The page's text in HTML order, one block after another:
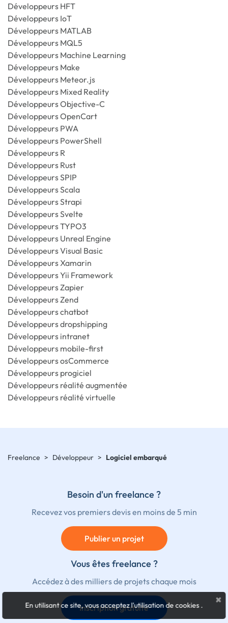
Développeurs HFT
Développeurs IoT
Développeurs MATLAB
Développeurs MQL5
Développeurs Machine Learning
Développeurs Make
Développeurs Meteor.js
Développeurs Mixed Reality
Développeurs Objective-C
Développeurs OpenCart
Développeurs PWA
Développeurs PowerShell
Développeurs R
Développeurs Rust
Développeurs SPIP
Développeurs Scala
Développeurs Strapi
Développeurs Svelte
Développeurs TYPO3
Développeurs Unreal Engine
Développeurs Visual Basic
Développeurs Xamarin
Développeurs Yii Framework
Développeurs Zapier
Développeurs Zend
Développeurs chatbot
Développeurs dropshipping
Développeurs intranet
Développeurs mobile-first
Développeurs osCommerce
Développeurs progiciel
Développeurs réalité augmentée
Développeurs réalité virtuelle
Freelance > Développeur > Logiciel embarqué
Besoin d'un freelance ?
Recevez vos premiers devis en moins de 5 min
Publier un projet
Vous êtes freelance ?
Accédez à des milliers de projets chaque mois
Inscription gratuite
×
En utilisant ce site, vous acceptez l'utilisation de cookies.